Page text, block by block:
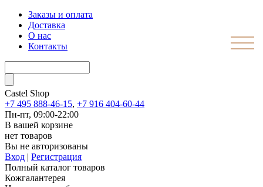
Заказы и оплата
Доставка
О нас
Контакты
Castel Shop
+7 495 888-46-15, +7 916 404-60-44
Пн-пт, 09:00-22:00
В вашей корзине
нет товаров
Вы не авторизованы
Вход | Регистрация
Полный каталог товаров
Кожгалантерея